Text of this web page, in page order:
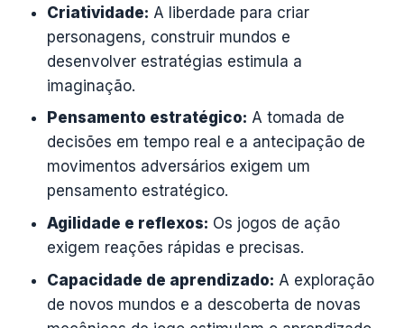
Criatividade: A liberdade para criar
personagens, construir mundos e
desenvolver estratégias estimula a
imaginação.
Pensamento estratégico: A tomada de
decisões em tempo real e a antecipação de
movimentos adversários exigem um
pensamento estratégico.
Agilidade e reflexos: Os jogos de ação
exigem reações rápidas e precisas.
Capacidade de aprendizado: A exploração
de novos mundos e a descoberta de novas